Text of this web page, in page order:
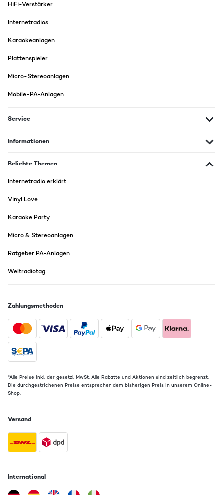
HiFi-Verstärker
Internetradios
Karaokeanlagen
Plattenspieler
Micro-Stereoanlagen
Mobile-PA-Anlagen
Service
Informationen
Beliebte Themen
Internetradio erklärt
Vinyl Love
Karaoke Party
Micro & Stereoanlagen
Ratgeber PA-Anlagen
Weltradiotag
Zahlungsmethoden
*Alle Preise inkl. der gesetzl. MwSt. Alle Rabatte und Aktionen sind zeitlich begrenzt.
Die durchgestrichenen Preise entsprechen dem bisherigen Preis in unserem Online-
Shop.
Versand
International